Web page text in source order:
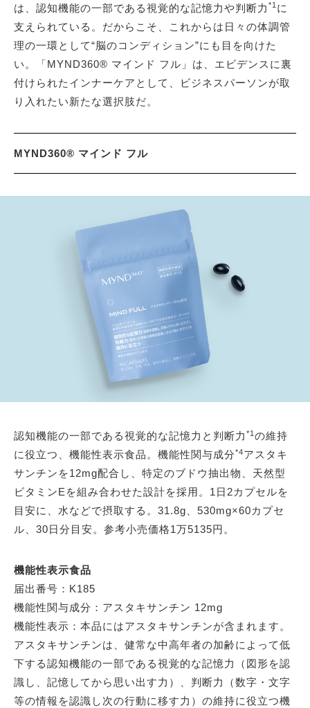
は、認知機能の一部である視覚的な記憶力や判断力 *1 に
支えられている。だからこそ、これからは日々の体調管
理の一環として“脳のコンディション”にも目を向けた
い。「MYND360® マインド フル」は、エビデンスに裏
付けられたインナーケアとして、ビジネスパーソンが取
り入れたい新たな選択肢だ。
MYND360® マインド フル
認知機能の一部である視覚的な記憶力と判断力 *1 の維持
に役立つ、機能性表示食品。機能性関与成分*4アスタキ
サンチンを12mg配合し、特定のブドウ抽出物、天然型
ビタミンEを組み合わせた設計を採用。1日2カプセルを
目安に、水などで摂取する。31.8g、530mg×60カプセ
ル、30日分目安。参考小売価格1万5135円。
機能性表示食品
届出番号：K185
機能性関与成分：アスタキサンチン 12mg
機能性表示：本品にはアスタキサンチンが含まれます。
アスタキサンチンは、健常な中高年者の加齢によって低
下する認知機能の一部である視覚的な記憶力（図形を認
識し、記憶してから思い出す力）、判断力（数字・文字
等の情報を認識し次の行動に移す力）の維持に役立つ機